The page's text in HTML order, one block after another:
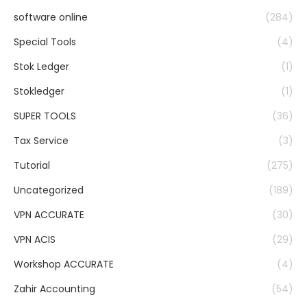
software online
(284)
Special Tools
(4)
Stok Ledger
(1)
Stokledger
(1)
SUPER TOOLS
(36)
Tax Service
(3)
Tutorial
(275)
Uncategorized
(189)
VPN ACCURATE
(30)
VPN ACIS
(29)
Workshop ACCURATE
(4)
Zahir Accounting
(54)